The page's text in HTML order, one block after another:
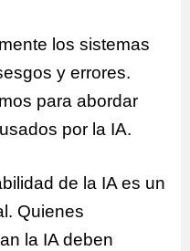
los sistemas
y errores.
para abordar
por la IA.
de la IA es un
Quienes
la IA deben